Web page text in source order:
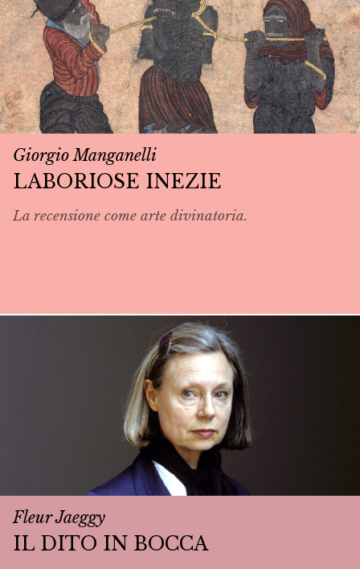
Giorgio Manganelli
LABORIOSE INEZIE
La recensione come arte divinatoria.
Fleur Jaeggy
IL DITO IN BOCCA